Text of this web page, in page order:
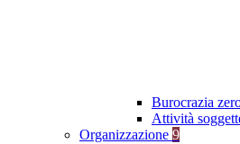
Burocrazia
Attività
Organizzazione 9